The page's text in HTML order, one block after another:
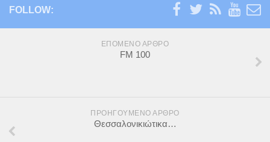
Προσωπικές
FOLLOW:
ΕΠΌΜΕΝΟ ΆΡΘΡΟ
FM 100
ΠΡΟΗΓΟΎΜΕΝΟ ΆΡΘΡΟ
Θεσσαλονικιώτικα…